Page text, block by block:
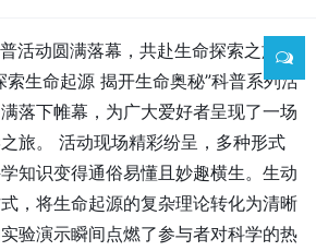
活动圆满落幕，共赴生命探索之旅
索生命起源 揭开生命奥秘”科普系列活
落下帷幕，为广大爱好者呈现了一场
旅。 活动现场精彩纷呈，多种形式
知识变得通俗易懂且妙趣横生。生动
，将生命起源的复杂理论转化为清晰
验演示瞬间点燃了参与者对科学的热